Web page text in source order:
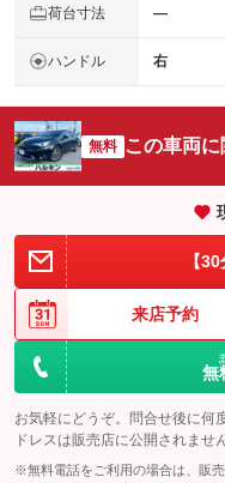
荷台寸法 ―
ハンドル 右
無料 この車両
【
来店予約
無
お気軽にどうぞ。問合せ後に何
ドレスは販売店に公開されません
※無料電話をご利用の場合は、販